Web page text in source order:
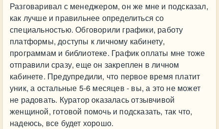
Разговаривал с менеджером, он же мне и подсказал,
как лучше и правильнее определиться со
специальностью. Обговорили графики, работу
платформы, доступы к личному кабинету,
программам и библиотеке. График оплаты мне тоже
отправили сразу, еще он закреплен в личном
кабинете. Предупредили, что первое время платит
уник, а остальные 5-6 месяцев - вы, а это не может
не радовать. Куратор оказалась отзывчивой
женщиной, готовой помочь и подсказать, так что,
надеюсь, все будет хорошо.